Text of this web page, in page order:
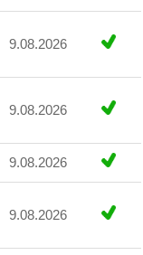
9.08.2026
9.08.2026
9.08.2026
9.08.2026